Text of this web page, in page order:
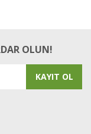
OLUN!
KAYIT OL